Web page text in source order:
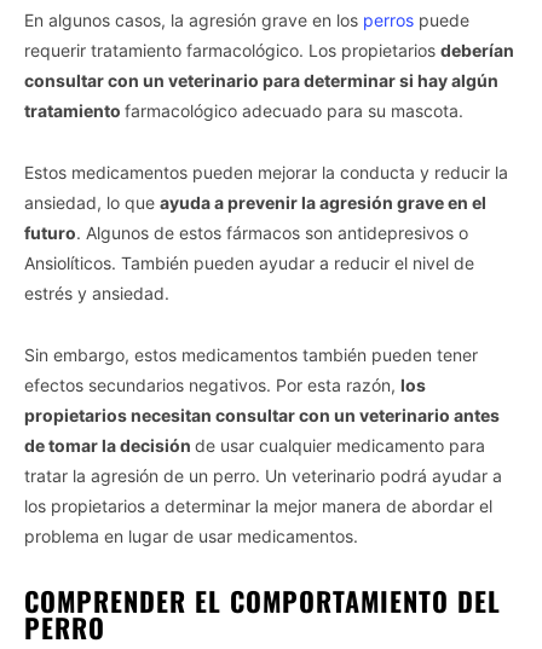
En algunos casos, la agresión grave en los perros puede
requerir tratamiento farmacológico. Los propietarios deberían
consultar con un veterinario para determinar si hay algún
tratamiento farmacológico adecuado para su mascota.
Estos medicamentos pueden mejorar la conducta y reducir la
ansiedad, lo que ayuda a prevenir la agresión grave en el
futuro. Algunos de estos fármacos son antidepresivos o
Ansiolíticos. También pueden ayudar a reducir el nivel de
estrés y ansiedad.
Sin embargo, estos medicamentos también pueden tener
efectos secundarios negativos. Por esta razón, los
propietarios necesitan consultar con un veterinario antes
de tomar la decisión de usar cualquier medicamento para
tratar la agresión de un perro. Un veterinario podrá ayudar a
los propietarios a determinar la mejor manera de abordar el
problema en lugar de usar medicamentos.
COMPRENDER EL COMPORTAMIENTO DEL
PERRO